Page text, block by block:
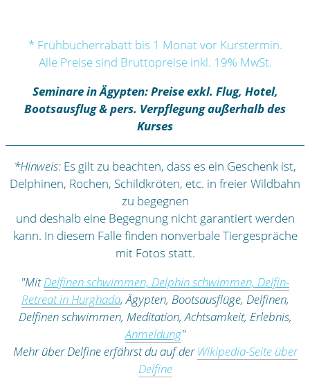
* Frühbucherrabatt bis 1 Monat vor Kurstermin.
Alle Preise sind Bruttopreise inkl. 19% MwSt.
Seminare in Ägypten: Preise exkl. Flug, Hotel,
Bootsausflug & pers. Verpflegung außerhalb des
Kurses
*Hinweis: Es gilt zu beachten, dass es ein Geschenk ist,
Delphinen, Rochen, Schildkröten, etc. in freier Wildbahn
zu begegnen
und deshalb eine Begegnung nicht garantiert werden
kann. In diesem Falle finden nonverbale Tiergespräche
mit Fotos statt.
"MitDelfinen schwimmen, Delphin schwimmen, Delfin-
Retreat in Hurghada, Ägypten, Bootsausflüge, Delfinen,
Delfinen schwimmen, Meditation, Achtsamkeit, Erlebnis,
Anmeldung"
Mehr über Delfine erfährst du auf der Wikipedia-Seite über
Delfine